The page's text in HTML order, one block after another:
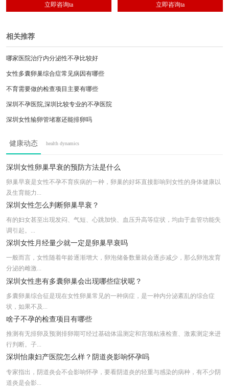
科炎症、宫颈疾病、痛经、闭经、月经不调。
立即咨询ta 立即咨询ta
相关推荐
哪家医院治疗内分泌性不孕比较好
女性多囊卵巢综合症常见病因有哪些
不育需要做的检查项目主要有哪些
深圳不孕医院,深圳比较专业的不孕医院
深圳女性输卵管堵塞还能排卵吗
深圳女性为什么会输卵管阻塞
深圳怡康微创显微精索静脉阻断术哪家好,深
深圳怡康妇产医院怎么样宫偏大有哪些症状
健康动态 health dynamics
深圳女性卵巢早衰的预防方法是什么
卵巢早衰是女性不孕不育疾病的一种，卵巢的好坏直接影响到女性的身体健康以
及生育能力...
深圳女性怎么判断卵巢早衰？
有的妇女甚至出现发闷、气短、心跳加快、血压升高等症状，均由于血管功能失
调引起。...
深圳女性月经量少就一定是卵巢早衰吗
一般而言，女性随着年龄逐渐增大，卵泡储备数量就会逐步减少，那么卵泡发育
分泌的雌激...
深圳女性患有多囊卵巢会出现哪些症状呢？
多囊卵巢综合征是现在女性卵巢常见的一种病症，是一种内分泌紊乱的综合症
状，如果不及...
啥子不孕的检查项目有哪些
推测有无排卵及预测排卵期可经过基础体温测定和宫颈粘液检查、激素测定来进
行判断。子...
深圳怡康妇产医院怎么样？阴道炎影响怀孕吗
专家指出，阴道炎会不会影响怀孕，要看阴道炎的轻重与感染的病种，有不少阴
道炎是会影...